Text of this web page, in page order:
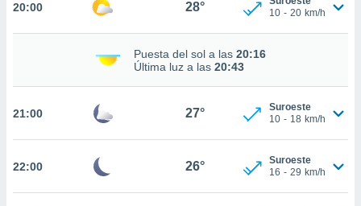
como
IP
20:00 28°
10 - 20 km/h
Puesta del sol a las 20:16
Última luz a las 20:43
21:00 27°
Suroeste
10 - 18 km/h
22:00 26°
Suroeste
16 - 29 km/h